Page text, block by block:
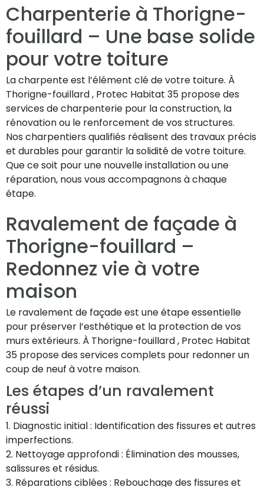
Charpenterie à Thorigne-
fouillard – Une base solide
pour votre toiture
La charpente est l’élément clé de votre toiture. À
Thorigne-fouillard , Protec Habitat 35 propose des
services de charpenterie pour la construction, la
rénovation ou le renforcement de vos structures.
Nos charpentiers qualifiés réalisent des travaux précis
et durables pour garantir la solidité de votre toiture.
Que ce soit pour une nouvelle installation ou une
réparation, nous vous accompagnons à chaque
étape.
Ravalement de façade à
Thorigne-fouillard –
Redonnez vie à votre
maison
Le ravalement de façade est une étape essentielle
pour préserver l’esthétique et la protection de vos
murs extérieurs. À Thorigne-fouillard , Protec Habitat
35 propose des services complets pour redonner un
coup de neuf à votre maison.
Les étapes d’un ravalement
réussi
1. Diagnostic initial : Identification des fissures et autres
imperfections.
2. Nettoyage approfondi : Élimination des mousses,
salissures et résidus.
3. Réparations ciblées : Rebouchage des fissures et